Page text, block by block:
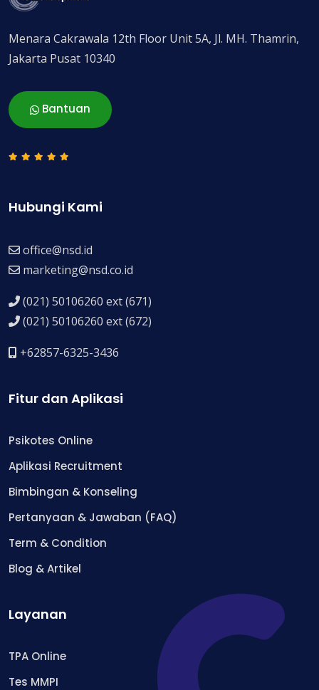
Menara Cakrawala 12th Floor Unit 5A, Jl. MH. Thamrin,
Jakarta Pusat 10340
Bantuan
Hubungi Kami
office@nsd.id
marketing@nsd.co.id
(021) 50106260 ext (671)
(021) 50106260 ext (672)
+62857-6325-3436
Fitur dan Aplikasi
Psikotes Online
Aplikasi Recruitment
Bimbingan & Konseling
Pertanyaan & Jawaban (FAQ)
Term & Condition
Blog & Artikel
Layanan
TPA Online
Tes MMPI